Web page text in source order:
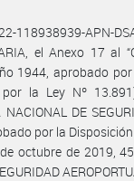
118938939-APN-
el Anexo 17 al
1944, aprobado
la Ley Nº
DE
por la
octubre de 2019,